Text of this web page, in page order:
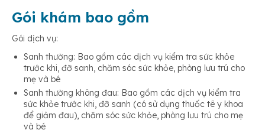
Gói khám bao gồm
Gói dịch vụ:
Sanh thường: Bao gồm các dịch vụ kiểm tra sức khỏe
trước khi, đỡ sanh, chăm sóc sức khỏe, phòng lưu trú cho
mẹ và bé
Sanh thường không đau: Bao gồm các dịch vụ kiểm tra
sức khỏe trước khi, đỡ sanh (có sử dụng thuốc tê y khoa
để giảm đau), chăm sóc sức khỏe, phòng lưu trú cho mẹ
và bé